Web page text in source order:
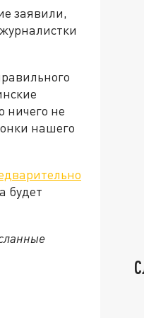
заявили,
ничего не
нашего
будет